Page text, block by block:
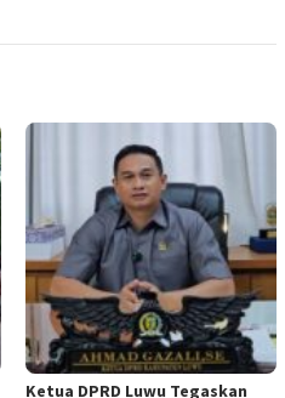
Ketua DPRD Luwu Tegaskan